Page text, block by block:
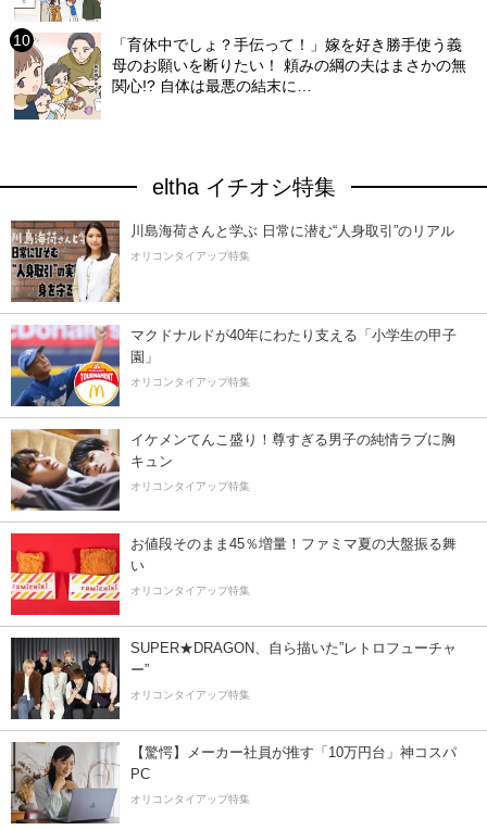
「育休中でしょ？手伝って！」嫁を好き勝手使う義
母のお願いを断りたい！ 頼みの綱の夫はまさかの無
関心!? 自体は最悪の結末に…
eltha イチオシ特集
川島海荷さんと学ぶ 日常に潜む“人身取引”のリアル
オリコンタイアップ特集
マクドナルドが40年にわたり支える「小学生の甲子
園」
オリコンタイアップ特集
イケメンてんこ盛り！尊すぎる男子の純情ラブに胸
キュン
オリコンタイアップ特集
お値段そのまま45％増量！ファミマ夏の大盤振る舞
い
オリコンタイアップ特集
SUPER★DRAGON、自ら描いた”レトロフューチャ
ー”
オリコンタイアップ特集
【驚愕】メーカー社員が推す「10万円台」神コスパ
PC
オリコンタイアップ特集